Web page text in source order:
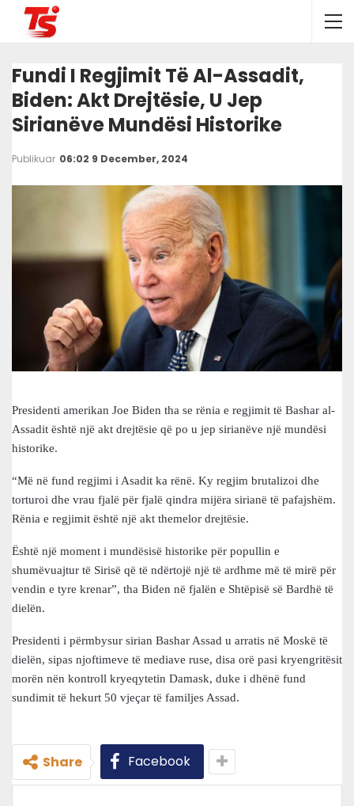
Fundi I Regjimit Të Al-Assadit,
Biden: Akt Drejtësie, U Jep
Sirianëve Mundësi Historike
Publikuar 06:02 9 December, 2024
Presidenti amerikan Joe Biden tha se rënia e regjimit të Bashar al-
Assadit është një akt drejtësie që po u jep sirianëve një mundësi
historike.
“Më në fund regjimi i Asadit ka rënë. Ky regjim brutalizoi dhe
torturoi dhe vrau fjalë për fjalë qindra mijëra sirianë të pafajshëm.
Rënia e regjimit është një akt themelor drejtësie.
Është një moment i mundësisë historike për popullin e
shumëvuajtur të Sirisë që të ndërtojë një të ardhme më të mirë për
vendin e tyre krenar”, tha Biden në fjalën e Shtëpisë së Bardhë të
dielën.
Presidenti i përmbysur sirian Bashar Assad u arratis në Moskë të
dielën, sipas njoftimeve të mediave ruse, disa orë pasi kryengritësit
morën nën kontroll kryeqytetin Damask, duke i dhënë fund
sundimit të hekurt 50 vjeçar të familjes Assad.
Share Facebook